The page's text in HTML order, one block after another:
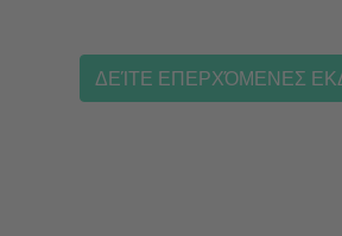
ΔΕΊΤΕ ΕΠΕΡΧΌΜΕΝΕΣ